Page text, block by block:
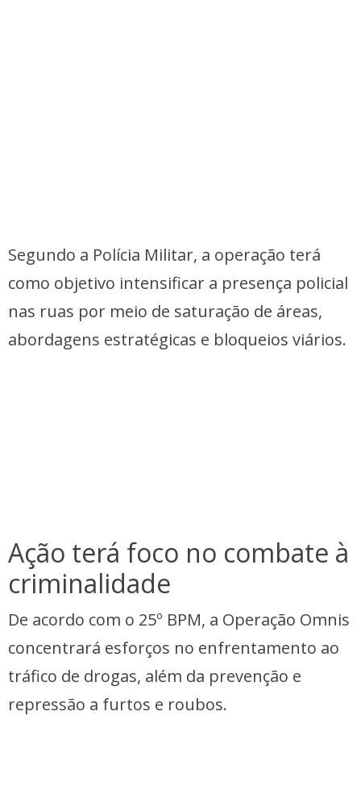
Segundo a Polícia Militar, a operação terá
como objetivo intensificar a presença policial
nas ruas por meio de saturação de áreas,
abordagens estratégicas e bloqueios viários.
Ação terá foco no combate à
criminalidade
De acordo com o 25º BPM, a Operação Omnis
concentrará esforços no enfrentamento ao
tráfico de drogas, além da prevenção e
repressão a furtos e roubos.